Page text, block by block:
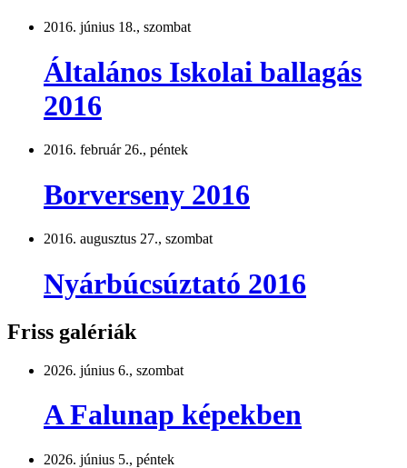
2016. június 18., szombat
Általános Iskolai ballagás
2016
2016. február 26., péntek
Borverseny 2016
2016. augusztus 27., szombat
Nyárbúcsúztató 2016
Friss galériák
2026. június 6., szombat
A Falunap képekben
2026. június 5., péntek